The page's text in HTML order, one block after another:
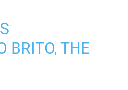
BRITO, THE